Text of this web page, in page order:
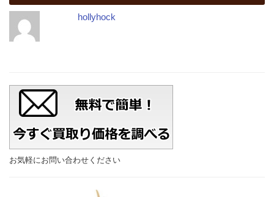
hollyhock
お気軽にお問い合わせください